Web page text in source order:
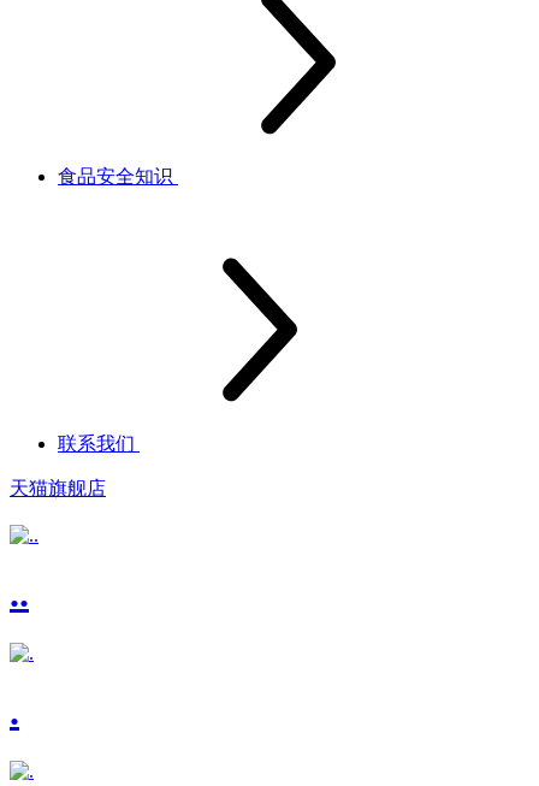
食品安全知识
联系我们
天猫旗舰店
..
.